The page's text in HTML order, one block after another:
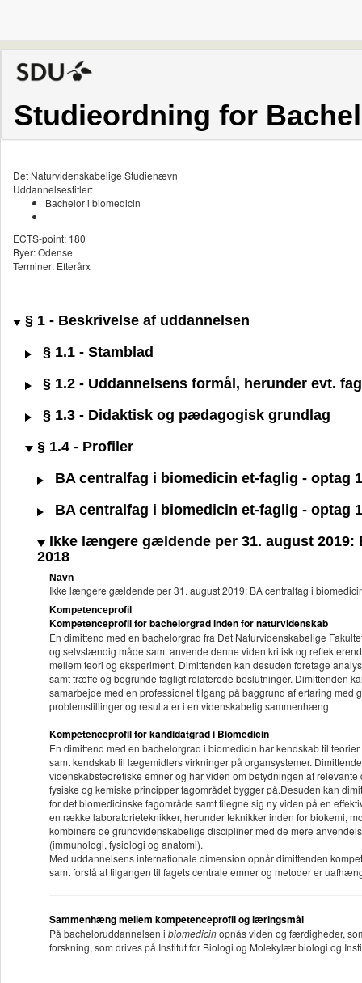
Studieordning for
Det Naturvidenskabelige Studienævn
Uddannelsestitler:
Bachelor i biomedicin
ECTS-point: 180
Byer: Odense
Terminer: Efterårx
§ 1 - Beskrivelse af uddannelsen
§ 1.1 - Stamblad
§ 1.2 - Uddannelsens formål, herunder evt.
§ 1.3 - Didaktisk og pædagogisk grundlag
§ 1.4 - Profiler
BA centralfag i biomedicin et-faglig - optag
BA centralfag i biomedicin et-faglig - optag
Ikke længere gældende per 31. august
2018
Navn
Ikke længere gældende per 31. august 2019: BA centralfag i
Kompetenceprofil
Kompetenceprofil for bachelorgrad inden for naturvidenskab
En dimittend med en bachelorgrad fra Det Naturvidenskabelige
og selvstændig måde samt anvende denne viden kritisk og
mellem teori og eksperiment. Dimittenden kan desuden foretage
samt træffe og begrunde fagligt relaterede beslutninger. Dimittenden
samarbejde med en professionel tilgang på baggrund af erfaring
problemstillinger og resultater i en videnskabelig sammenhæng.
Kompetenceprofil for kandidatgrad i Biomedicin
En dimittend med en bachelorgrad i biomedicin har kendskab til
samt kendskab til lægemidlers virkninger på organsystemer.
videnskabsteoretiske emner og har viden om betydningen af
fysiske og kemiske principper fagområdet bygger på.Desuden kan
for det biomedicinske fagområde samt tilegne sig ny viden på en
en række laboratorieteknikker, herunder teknikker inden for biokemi,
kombinere de grundvidenskabelige discipliner med de mere
(immunologi, fysiologi og anatomi).
Med uddannelsens internationale dimension opnår dimittenden
samt forstå at tilgangen til fagets centrale emner og metoder er
Sammenhæng mellem kompetenceprofil og læringsmål
På bacheloruddannelsen i biomedicinopnås viden og færdigheder,
forskning, som drives på Institut for Biologi og Molekylær biologi og